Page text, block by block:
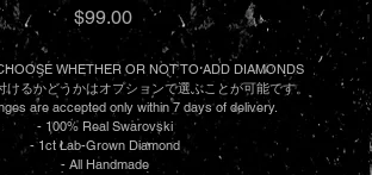
価
格
$99.00
WHETHER OR NOT TO ADD DIAMONDS
けるかどうかはオプションで選ぶことが可能です。
are accepted only within 7 days of delivery.
- 100% Real Swarovski
- 1ct Lab-Grown Diamond
- All Handmade